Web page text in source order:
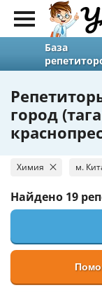
База
город
Химия м.
Найдено 19